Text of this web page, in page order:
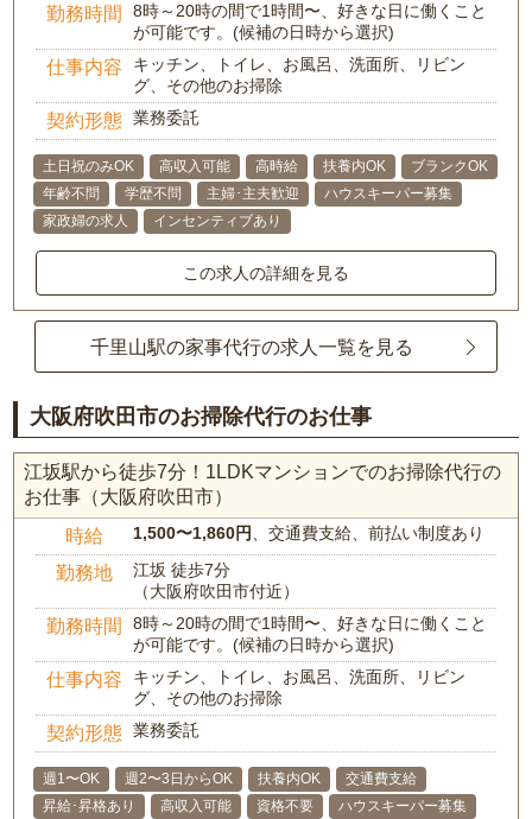
勤務時間
8時～20時の間で1時間〜、好きな日に働くこと
が可能です。(候補の日時から選択)
仕事内容
キッチン、トイレ、お風呂、洗面所、リビン
グ、その他のお掃除
契約形態 業務委託
土日祝のみOK 高収入可能 高時給 扶養内OK
ブランクOK
年齢不問
学歴不問 主婦･主夫歓迎
ハウスキーパー募集
家政婦の求人
インセンティブあり
この求人の詳細を見る
千里山駅の家事代行の求人一覧を見る
大阪府吹田市のお掃除代行のお仕事
江坂駅から徒歩7分！1LDKマンションでのお掃除代行の
お仕事（大阪府吹田市）
時給 1,500〜1,860円 、交通費支給、前払い制度あり
勤務地
江坂 徒歩7分
（大阪府吹田市付近）
勤務時間
8時～20時の間で1時間〜、好きな日に働くこと
が可能です。(候補の日時から選択)
仕事内容
キッチン、トイレ、お風呂、洗面所、リビン
グ、その他のお掃除
契約形態 業務委託
週1〜OK 週2〜3日からOK 扶養内OK
交通費支給
昇給･昇格あり
高収入可能 資格不要
ハウスキーパー募集